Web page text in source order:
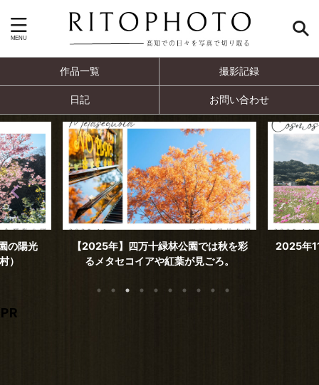
作品一覧 撮影記録
日記 お問い合わせ
秋を彩
ろ。
2025年11月撮影 見頃を迎えた高須のコ
スモス（高知市）
2025年
PR